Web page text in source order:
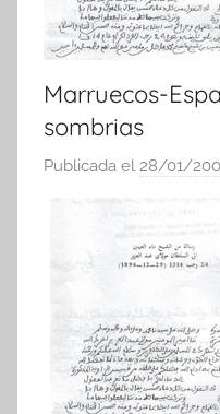
Marruecos-
sombrias
Publicada el 28/01/